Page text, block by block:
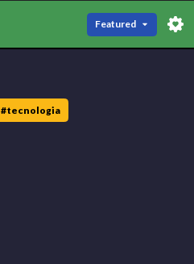
Featured
#tecnologia